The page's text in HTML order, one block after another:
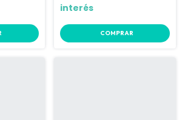
interés
COMPRAR